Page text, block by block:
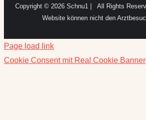
Cookie Consent mit Real Cookie Banner